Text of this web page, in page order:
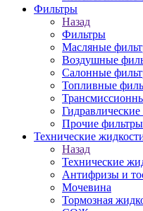
Фильтры
Назад
Фильтры
Масляные
Воздушные
Салонные
Топливные
Прочие фильтры
Технические
Назад
Технические
Антифризы и
Мочевина
Тормозная